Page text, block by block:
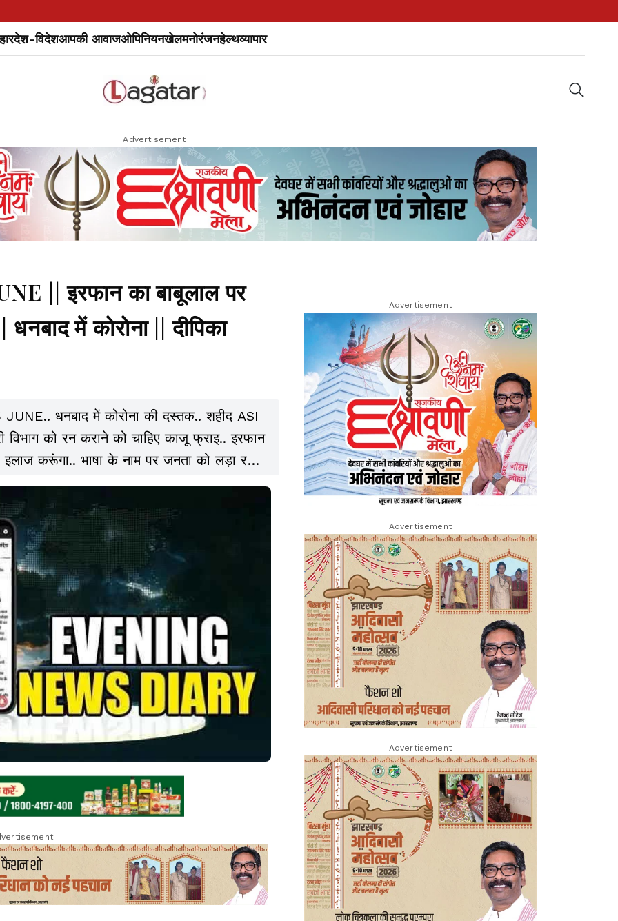
देश-विदेशआपकी आवाजओपिनियनखेलमनोरंजनहेल्थव्यापार
Advertisement
|| इरफान का बाबूलाल पर
में कोरोना || दीपिका
धनबाद में कोरोना की दस्तक.. शहीद ASI
विभाग को रन कराने को चाहिए काजू फ्राइ.. इरफान
करूंगा.. भाषा के नाम पर जनता को लड़ा रही
बदले.. इस्राइल व ईरान ने एक-दूसरे को दी मिटाने
समेत कई खबरें.
Advertisement
Advertisement
Advertisement